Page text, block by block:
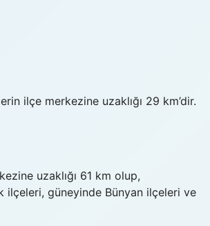
ilçe merkezine uzaklığı 29 km’dir.
uzaklığı 61 km olup,
ilçeleri, güneyinde Bünyan ilçeleri ve